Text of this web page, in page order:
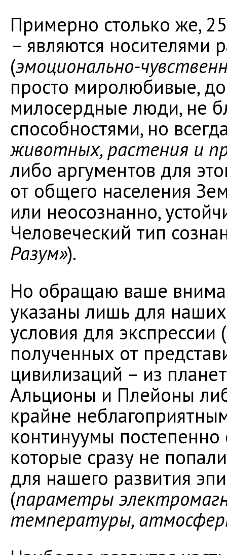
Примерно столько же,
– являются носителями
(эмоционально-
просто миролюбивые,
милосердные люди, не
способностями, но
животных, растения и
либо аргументов для
от общего населения
или неосознанно,
Человеческий тип
Разум»).
Но обращаю ваше
указаны лишь для
условия для экспрессии
полученных от
цивилизаций – из
Альционы и Плейоны
крайне
континуумы
которые сразу не
для нашего развития
(параметры
температуры,